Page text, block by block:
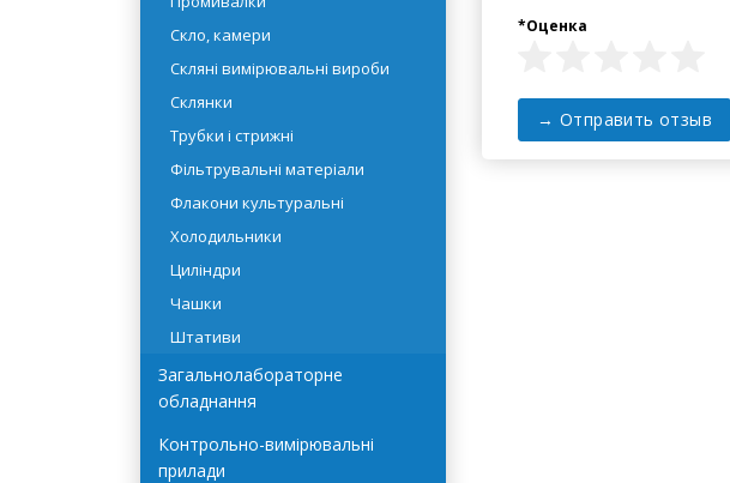
Пробірки, поплавки, палички
Промивалки
Скло, камери
Скляні вимірювальні вироби
Склянки
Трубки і стрижні
Фільтрувальні матеріали
Флакони культуральні
Холодильники
Циліндри
Штативи
Загальнолабораторне
обладнання